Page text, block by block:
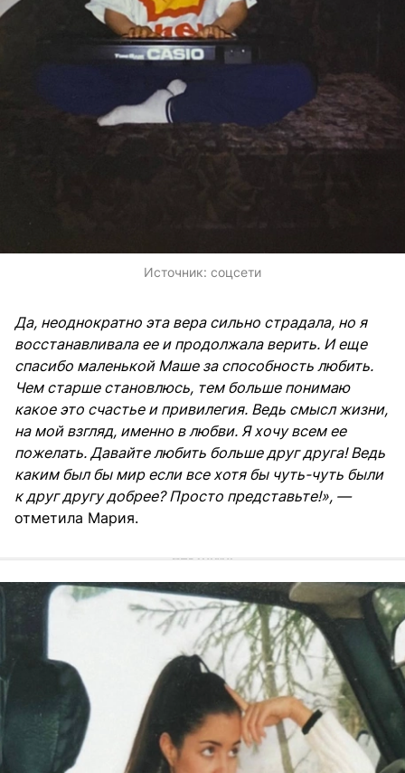
Источник: соцсети
Да, неоднократно эта вера сильно страдала, но я
восстанавливала ее и продолжала верить. И еще
спасибо маленькой Маше за способность любить.
Чем старше становлюсь, тем больше понимаю
какое это счастье и привилегия. Ведь смысл жизни,
на мой взгляд, именно в любви. Я хочу всем ее
пожелать. Давайте любить больше друг друга! Ведь
каким был бы мир если все хотя бы чуть-чуть были
к друг другу добрее? Просто представьте!», —
отметила Мария.